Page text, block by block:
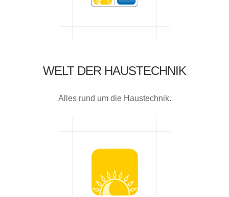
WELT DER HAUSTECHNIK
Alles rund um die Haustechnik.